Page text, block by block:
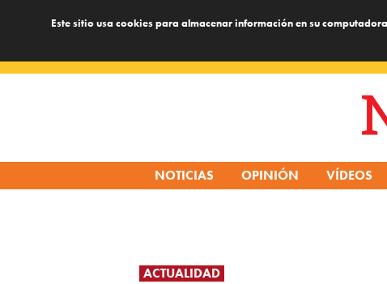
Este sitio usa cookies para almacenar información en su
NOTICIAS OPINIÓN VÍDEOS
ACTUALIDAD